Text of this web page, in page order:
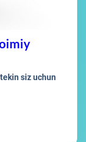
siz uchun